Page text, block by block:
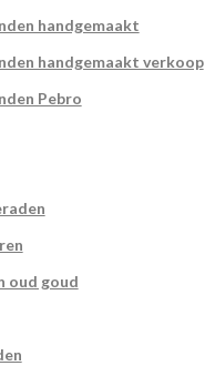
handgemaakt
handgemaakt verkoop
Pebro
oud goud